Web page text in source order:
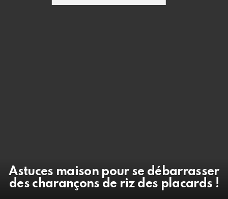
Astuces maison pour se débarrasser
des charançons de riz des placards !